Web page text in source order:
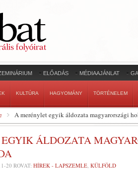
ELŐADÁS MÉDIAAJÁNLAT
KULTÚRA HAGYOMÁNY TÖRTÉNELEM
A merénylet egyik áldozata magyarországi
ÁLDOZATA
20 ROVAT: HÍREK - LAPSZEMLE, KÜLFÖLD